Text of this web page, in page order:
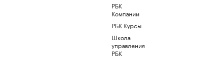
РБК
Компании
РБК Курсы
Школа
управления
РБК